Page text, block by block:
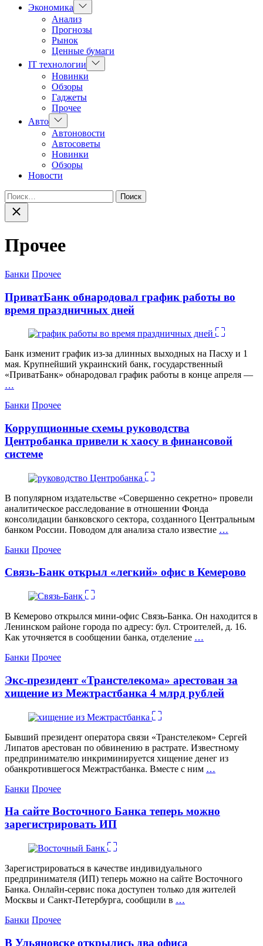
Экономика
Показать
подменю
Анализ
Прогнозы
Рынок
Ценные бумаги
IT технологии
Показать
подменю
Новинки
Обзоры
Гаджеты
Прочее
Авто Показать
подменю
Автоновости
Автосоветы
Новинки
Обзоры
Новости
Найти:
Закрыть
поиск
Прочее
Категории
Банки Прочее
ПриватБанк обнародовал график работы во
время праздничных дней
Банк изменит график из-за длинных выходных на Пасху и 1
мая. Крупнейший украинский банк, государственный
«ПриватБанк» обнародовал график работы в конце апреля —
…
Категории
Банки Прочее
Коррупционные схемы руководства
Центробанка привели к хаосу в финансовой
системе
В популярном издательстве «Совершенно секретно» провели
аналитическое расследование в отношении Фонда
консолидации банковского сектора, созданного Центральным
банком России. Поводом для анализа стало известие …
Категории
Банки Прочее
Связь-Банк открыл «легкий» офис в Кемерово
В Кемерово открылся мини-офис Связь-Банка. Он находится в
Ленинском районе города по адресу: бул. Строителей, д. 16.
Как уточняется в сообщении банка, отделение …
Категории
Банки Прочее
Экс-президент «Транстелекома» арестован за
хищение из Межтрастбанка 4 млрд рублей
Бывший президент оператора связи «Транстелеком» Сергей
Липатов арестован по обвинению в растрате. Известному
предпринимателю инкриминируется хищение денег из
обанкротившегося Межтрастбанка. Вместе с ним …
Категории
Банки Прочее
На сайте Восточного Банка теперь можно
зарегистрировать ИП
Зарегистрироваться в качестве индивидуального
предпринимателя (ИП) теперь можно на сайте Восточного
Банка. Онлайн-сервис пока доступен только для жителей
Москвы и Санкт-Петербурга, сообщили в …
Категории
Банки Прочее
В Ульяновске открылись два офиса